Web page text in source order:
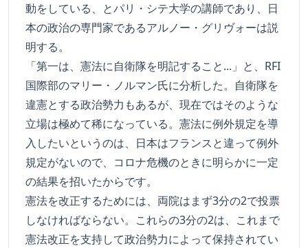
動をしている、とパリ・シテ大学の講師であり、日
本の政治の専門家であるアルノー・グリヴォーは説
明する。
「第一は、憲法に自衛隊を明記すること...」と、RFI
国際部のマリー・ノルマン氏に分析した。自衛隊を
違憲とする政治勢力もあるが、現在ではそのような
立場は極めて稀になっている。憲法に例外規定を導
入したいというのは、日本はフランスと違って例外
規定がないので、コロナ危機のときに明らかに一定
の結果を招いたからです。
憲法を改正するためには、両院はまず3分の2で投票
しなければならない。これらの3分の2は、これまで
憲法改正を支持して政治勢力によって保持されてい